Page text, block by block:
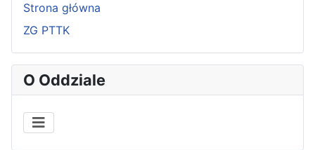
Strona główna
ZG PTTK
O Oddziale